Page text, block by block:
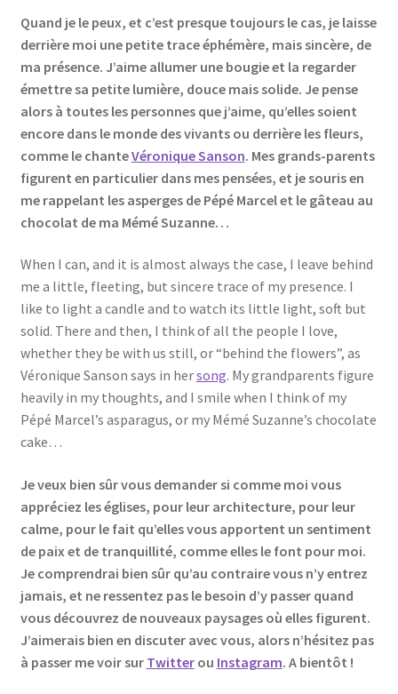
Quand je le peux, et c’est presque toujours le cas, je laisse
derrière moi une petite trace éphémère, mais sincère, de
ma présence. J’aime allumer une bougie et la regarder
émettre sa petite lumière, douce mais solide. Je pense
alors à toutes les personnes que j’aime, qu’elles soient
encore dans le monde des vivants ou derrière les fleurs,
comme le chanteVéronique Sanson. Mes grands-parents
figurent en particulier dans mes pensées, et je souris en
me rappelant les asperges de Pépé Marcel et le gâteau au
chocolat de ma Mémé Suzanne…
When I can, and it is almost always the case, I leave behind
me a little, fleeting, but sincere trace of my presence. I
like to light a candle and to watch its little light, soft but
solid. There and then, I think of all the people I love,
whether they be with us still, or “behind the flowers”, as
Véronique Sanson says in hersong. My grandparents figure
heavily in my thoughts, and I smile when I think of my
Pépé Marcel’s asparagus, or my Mémé Suzanne’s chocolate
cake…
Je veux bien sûr vous demander si comme moi vous
appréciez les églises, pour leur architecture, pour leur
calme, pour le fait qu’elles vous apportent un sentiment
de paix et de tranquillité, comme elles le font pour moi.
Je comprendrai bien sûr qu’au contraire vous n’y entrez
jamais, et ne ressentez pas le besoin d’y passer quand
vous découvrez de nouveaux paysages où elles figurent.
J’aimerais bien en discuter avec vous, alors n’hésitez pas
à passer me voir sur Twitterou Instagram. A bientôt !